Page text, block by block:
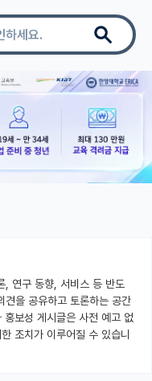
, 연구 동향, 서비스 등 반도
견을 공유하고 토론하는 공간
보성 게시글은 사전 예고 없
조치가 이루어질 수 있습니